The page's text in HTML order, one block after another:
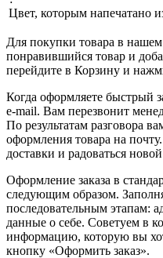
Цвет, которым напечатано
Для покупки товара в
понравившийся товар и
перейдите в Корзину и
Когда оформляете быстрый
e-mail. Вам перезвонит
По результатам разговора
оформления товара на
доставки и радоваться
Оформление заказа в
следующим образом.
последовательным этапам:
данные о себе. Советуем в
информацию, которую вы
кнопку «Оформить заказ».